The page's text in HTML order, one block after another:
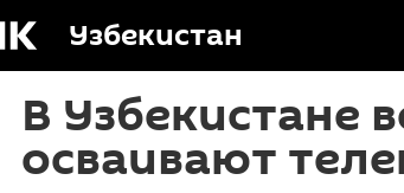
Узбекистан
В Узбекистане
осваивают